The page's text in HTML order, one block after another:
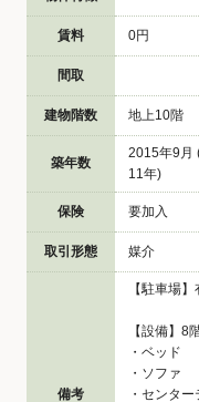
賃料 0円
間取
建物階数 地上10階
築年数
2015年9月
11年)
保険 要加入
取引形態 媒介
備考
【駐車場
【設備】8
・ベッド
・ソファ
・センタ